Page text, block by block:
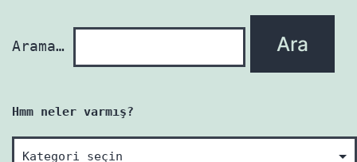
Arama…
Hmm neler varmış?
Hmm